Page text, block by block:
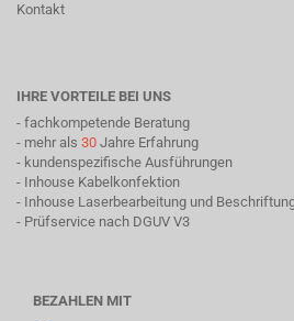
Kontakt
IHRE VORTEILE BEI UNS
- fachkompetende Beratung
- mehr als 30 Jahre Erfahrung
- kundenspezifische Ausführungen
- Inhouse Kabelkonfektion
- Inhouse Laserbearbeitung und
- Prüfservice nach DGUV V3
BEZAHLEN MIT